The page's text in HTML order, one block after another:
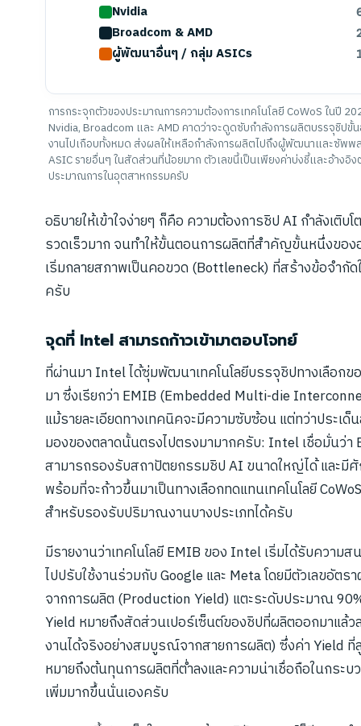
Nvidia
Broadcom & AMD
ผู้พัฒนาอื่นๆ / กลุ่ม ASICs
การกระจุกตัวของประมาณการความต้องการเทคโนโลยี CoWoS ในปี
Nvidia, Broadcom และ AMD คาดว่าจะดูดซับกำลังการผลิตบรรจุชิปขั้
งานไปเกือบทั้งหมด ส่งผลให้เหลือกำลังการผลิตไปถึงผู้พัฒนาและซัพพ
ASIC รายอื่นๆ ในสัดส่วนที่น้อยมาก ตัวเลขนี้เป็นเพียงค่าบ่งชี้และอ้างอิ
ประมาณการในอุตสาหกรรมครับ
อธิบายให้เข้าใจง่ายๆ ก็คือ ความต้องการชิป AI กำลังเติบโ
รวดเร็วมาก จนทำให้ขั้นตอนการผลิตที่สำคัญขั้นหนึ่งขอ
เริ่มกลายสภาพเป็นคอขวด (Bottleneck) ที่สร้างข้อจำกัด
ครับ
จุดที่ Intel สามารถก้าวเข้ามาตอบโจทย์
ที่ผ่านมา Intel ได้ซุ่มพัฒนาเทคโนโลยีบรรจุชิปทางเลือกข
มา ซึ่งเรียกว่า EMIB (Embedded Multi-die
แม้รายละเอียดทางเทคนิคจะมีความซับซ้อน แต่ทว่าประเ
มองของตลาดนั้นตรงไปตรงมามากครับ: Intel เชื่อมั่นว่า
สามารถรองรับสถาปัตยกรรมชิป AI ขนาดใหญ่ได้ และมี
พร้อมที่จะก้าวขึ้นมาเป็นทางเลือกทดแทนเทคโนโลยี
สำหรับรองรับปริมาณงานบางประเภทได้ครับ
มีรายงานว่าเทคโนโลยี EMIB ของ Intel เริ่มได้รับความส
ไปปรับใช้งานร่วมกับ Google และ Meta โดยมีตัวเลขอัตร
จากการผลิต (Production Yield) แตะระดับประมาณ
Yield หมายถึงสัดส่วนเปอร์เซ็นต์ของชิปที่ผลิตออกมาแล้ว
งานได้จริงอย่างสมบูรณ์จากสายการผลิต) ซึ่งค่า Yield ที่
หมายถึงต้นทุนการผลิตที่ต่ำลงและความน่าเชื่อถือในกระ
เพิ่มมากขึ้นนั่นเองครับ